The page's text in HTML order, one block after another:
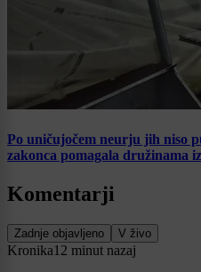
Po uničujočem neurju jih niso
zakonca pomagala družinama
Komentarji
Zadnje objavljeno V živo
Kronika12 minut nazaj